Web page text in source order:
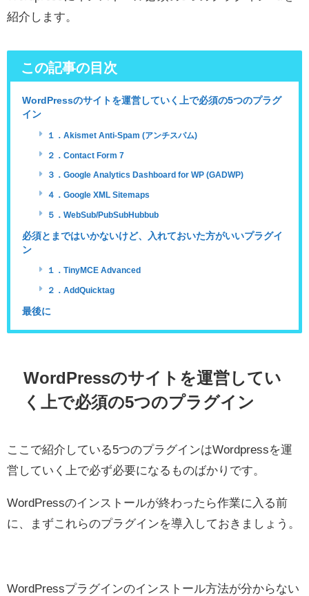
紹介します。
この記事の目次
WordPressのサイトを運営していく上で必須の5つのプラグ
イン
１．Akismet Anti-Spam (アンチスパム)
２．Contact Form 7
３．Google Analytics Dashboard for WP (GADWP)
４．Google XML Sitemaps
５．WebSub/PubSubHubbub
必須とまではいかないけど、入れておいた方がいいプラグイ
ン
１．TinyMCE Advanced
２．AddQuicktag
最後に
WordPressのサイトを運営してい
く上で必須の5つのプラグイン
ここで紹介している5つのプラグインはWordpressを運
営していく上で必ず必要になるものばかりです。
WordPressのインストールが終わったら作業に入る前
に、まずこれらのプラグインを導入しておきましょう。
WordPressプラグインのインストール方法が分からない